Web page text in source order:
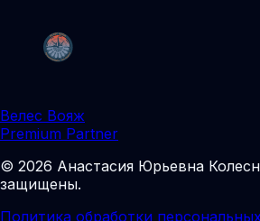
Велес Вояж
Premium Partner
© 2026 Анастасия Юрьевна
защищены.
Политика обработки